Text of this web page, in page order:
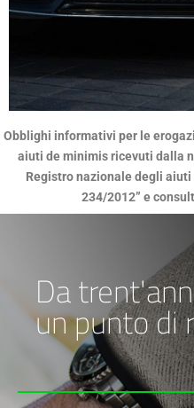
Obblighi informativi per le
aiuti de minimis ricevuti dalla
Registro nazionale degli aiuti
234/2012” e
Da
un punto di